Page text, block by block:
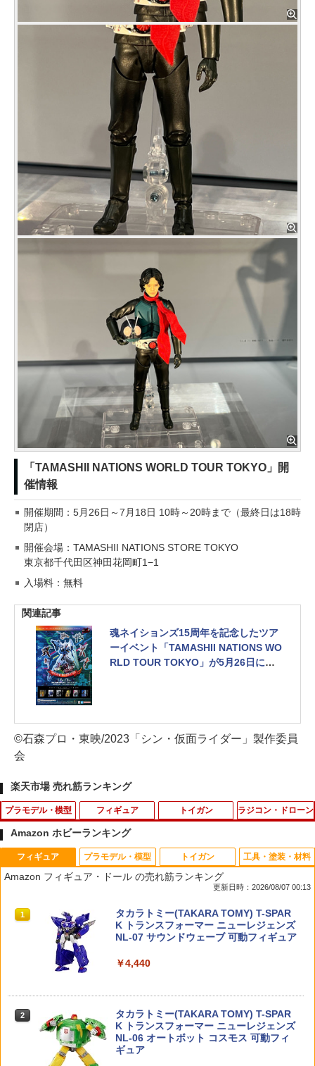
「TAMASHII NATIONS WORLD TOUR TOKYO」開
催情報
開催期間：5月26日～7月18日 10時～20時まで（最終日は18時
閉店）
開催会場：TAMASHII NATIONS STORE TOKYO
東京都千代田区神田花岡町1−1
入場料：無料
関連記事
魂ネイションズ15周年を記念したツア
ーイベント「TAMASHII NATIONS WO
RLD TOUR TOKYO」が5月26日に開
©石森プロ・東映/2023「シン・仮面ライダー」製作委員
会
楽天市場 売れ筋ランキング
プラモデル・模型
1
ELEKIT サイボーグハンド【MR-9112】
工作キット
1／700 艦NEXTシリーズ 日本海軍航空
フィギュア
1
【2027年1月発売 予約商品】S.H.フィギ
ュアーツ 草薙素子 「攻殻機動隊」
S.H.Figuarts 『攻殻機動隊 THE GHOST
￥9,609
トイガン
1
BLS トレーサーBB弾 0.20g 5000発(1k
g)◆グリーン 蓄光 高精度BB弾 インドア
戦 CQC戦 室内用プラスティック弾 高精
￥2,780
￥3,300
ラジコン・ドローン
1
ナット(M5x5.0) ナイロン(5入) [1-N5050
N](JAN：4548565359776)
DJI Mini 3 Pro mini 4 pro mavic3 class
m
￥850
Amazon ホビーランキング
フィギュア
Amazon フィギュア・ドール の売れ筋ランキング
更新日時：2026/08/07 00:13
1
タカラトミー(TAKARA TOMY) T-SPAR
K トランスフォーマー ニューレジェンズ
NL-07 サウンドウェーブ 可動フィギュア
￥4,440
2
タカラトミー(TAKARA TOMY) T-SPAR
K トランスフォーマー ニューレジェンズ
NL-06 オートボット コスモス 可動フィ
ギュア
プラモデル・模型 トイガン 工具・塗装・材料